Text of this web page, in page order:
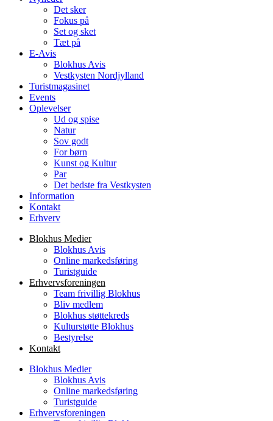
Det sker
Fokus på
Set og sket
Tæt på
E-Avis
Blokhus Avis
Vestkysten Nordjylland
Turistmagasinet
Events
Oplevelser
Ud og spise
Natur
Sov godt
For børn
Kunst og Kultur
Par
Det bedste fra Vestkysten
Information
Kontakt
Erhverv
Blokhus Medier
Blokhus Avis
Online markedsføring
Turistguide
Erhvervsforeningen
Team frivillig Blokhus
Bliv medlem
Blokhus støttekreds
Kulturstøtte Blokhus
Bestyrelse
Kontakt
Blokhus Medier
Blokhus Avis
Online markedsføring
Turistguide
Erhvervsforeningen